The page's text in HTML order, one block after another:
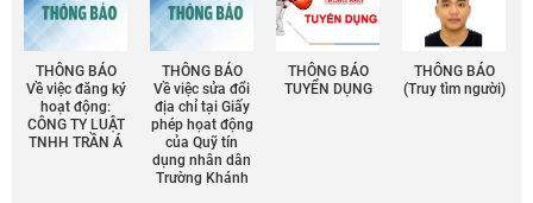
THÔNG BÁO
Về việc đăng ký
hoạt động:
CÔNG TY LUẬT
TNHH TRẦN Á
THÔNG BÁO
Về việc sửa đổi
địa chỉ tại Giấy
phép họat động
của Quỹ tín
dụng nhân dân
Trường Khánh
THÔNG BÁO
TUYỂN DỤNG
THÔNG BÁO
(Truy tìm người)